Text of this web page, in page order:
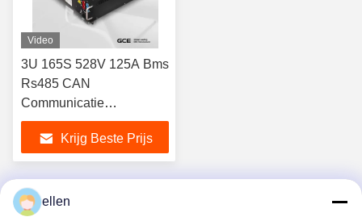
Video
3U 165S 528V 125A Bms
Rs485 CAN
Communicatie
Batterijopslagbeheersysteem
Krijg Beste Prijs
ellen